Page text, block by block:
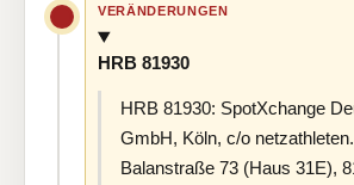
VERÄNDERUNGEN
HRB 81930
HRB 81930: SpotXchange
GmbH, Köln, c/o
Balanstraße 73 (Haus 31E),